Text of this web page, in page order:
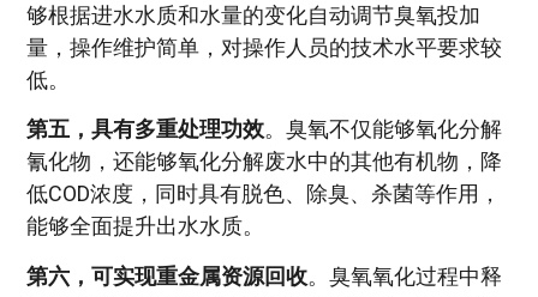
够根据进水水质和水量的变化自动调节臭氧投加
量，操作维护简单，对操作人员的技术水平要求较
低。
第五，具有多重处理功效。臭氧不仅能够氧化分解
氰化物，还能够氧化分解废水中的其他有机物，降
低COD浓度，同时具有脱色、除臭、杀菌等作用，
能够全面提升出水水质。
第六，可实现重金属资源回收。臭氧氧化过程中释